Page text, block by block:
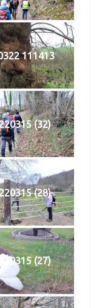
111413
(32)
(28)
(27)